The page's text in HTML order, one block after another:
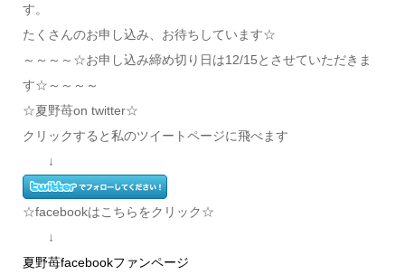
す。
たくさんのお申し込み、お待ちしています☆
～～～～☆お申し込み締め切り日は12/15とさせていただきま
す☆～～～～
☆夏野苺on twitter☆
クリックすると私のツイートページに飛べます
↓
☆facebookはこちらをクリック☆
↓
夏野苺facebookファンページ